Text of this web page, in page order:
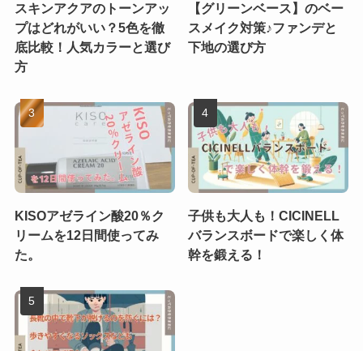
スキンアクアのトーンアッ
プはどれがいい？5色を徹
底比較！人気カラーと選び
方
【グリーンベース】のベー
スメイク対策♪ファンデと
下地の選び方
KISOアゼライン酸20％ク
リームを12日間使ってみ
た。
子供も大人も！CICINELL
バランスボードで楽しく体
幹を鍛える！